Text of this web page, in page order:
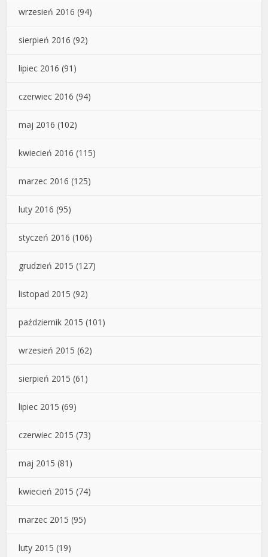
wrzesień 2016 (94)
sierpień 2016 (92)
lipiec 2016 (91)
czerwiec 2016 (94)
maj 2016 (102)
kwiecień 2016 (115)
marzec 2016 (125)
luty 2016 (95)
styczeń 2016 (106)
grudzień 2015 (127)
listopad 2015 (92)
październik 2015 (101)
wrzesień 2015 (62)
sierpień 2015 (61)
lipiec 2015 (69)
czerwiec 2015 (73)
maj 2015 (81)
kwiecień 2015 (74)
marzec 2015 (95)
luty 2015 (19)